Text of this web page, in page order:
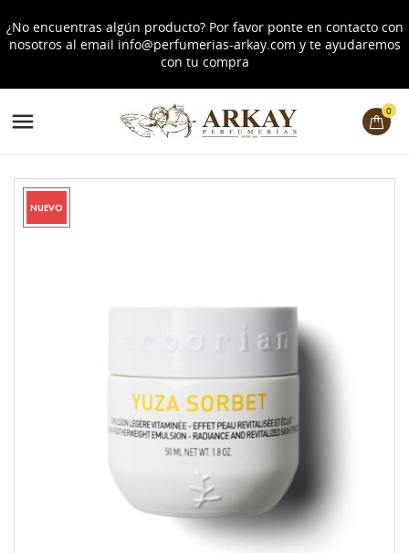
¿No encuentras algún producto? Por favor ponte en contacto con
nosotros al email info@perfumerias-arkay.com y te ayudaremos
con tu compra
 0
NUEVO